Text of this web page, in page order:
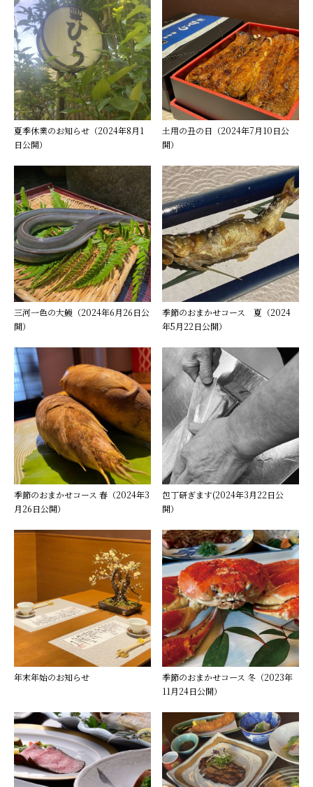
夏季休業のお知らせ（2024年8月1
日公開）
土用の丑の日（2024年7月10日公
開）
三河一色の大鰻（2024年6月26日公
開）
季節のおまかせコース 夏（2024
年5月22日公開）
季節のおまかせコース 春（2024年3
月26日公開）
包丁研ぎます(2024年3月22日公
開）
年末年始のお知らせ
季節のおまかせコース 冬（2023年
11月24日公開）